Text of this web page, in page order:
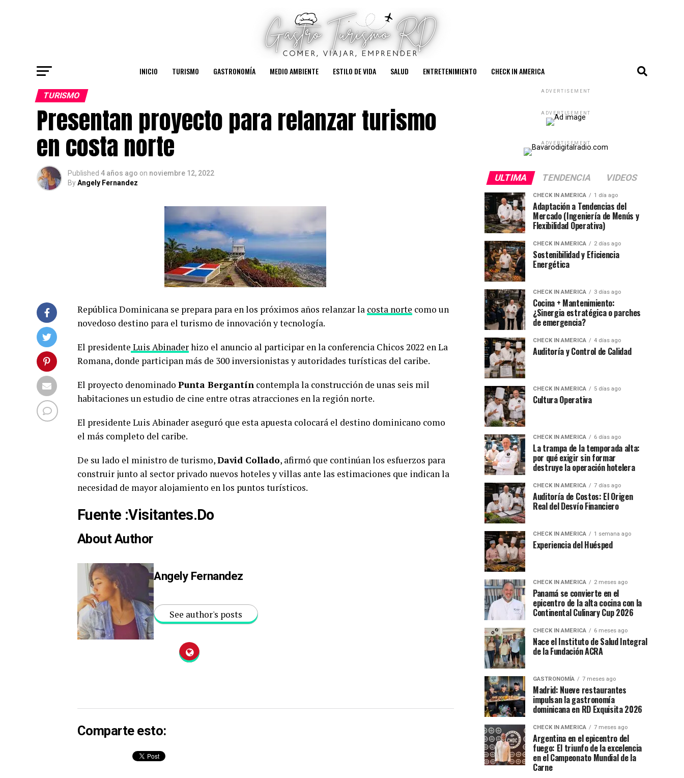
INICIO TURISMO GASTRONOMÍA MEDIO AMBIENTE ESTILO DE VIDA SALUD ENTRETENIMIENTO CHECK IN AMERICA
TURISMO
Presentan proyecto para relanzar turismo
en costa norte
Published 4 años ago on noviembre 12, 2022
ByAngely Fernandez
República Dominicana se prepara para en los próximos años relanzar la costa norte como un
novedoso destino para el turismo de innovación y tecnología.
El presidente Luis Abinaderhizo el anuncio al participar en la conferencia Chicos 2022 en La
Romana, donde participan más de 300 inversionistas y autoridades turísticas del caribe.
El proyecto denominado Punta Bergantín contempla la construcción de unas seis mil
habitaciones un estudio de cine entre otras atracciones en la región norte.
El presidente Luis Abinader aseguró que esta apuesta colocará el destino dominicano como
el más completo del caribe.
De su lado el ministro de turismo,David Collado, afirmó que continúan los esfuerzos para
construir junto al sector privado nuevos hoteles y villas ante las estimaciones que indican la
necesidad de mayor alojamiento en los puntos turísticos.
Fuente :Visitantes.Do
About Author
Angely Fernandez
See author's posts
Comparte esto:
ADVERTISEMENT
ADVERTISEMENT
ADVERTISEMENT
ULTIMA TENDENCIA VIDEOS
CHECK IN AMERICA 1 día ago
Adaptación a Tendencias del
Mercado (Ingeniería de Menús y
Flexibilidad Operativa)
CHECK IN AMERICA 2 días ago
Sostenibilidad y Eficiencia
Energética
CHECK IN AMERICA 3 días ago
Cocina + Mantenimiento:
¿Sinergia estratégica o parches
de emergencia?
CHECK IN AMERICA 4 días ago
Auditoría y Control de Calidad
CHECK IN AMERICA 5 días ago
Cultura Operativa
CHECK IN AMERICA 6 días ago
La trampa de la temporada alta:
por qué exigir sin formar
destruye la operación hotelera
CHECK IN AMERICA 7 días ago
Auditoría de Costos: El Origen
Real del Desvío Financiero
CHECK IN AMERICA 1 semana ago
Experiencia del Huésped
CHECK IN AMERICA 2 meses ago
Panamá se convierte en el
epicentro de la alta cocina con la
Continental Culinary Cup 2026
CHECK IN AMERICA 6 meses ago
Nace el Instituto de Salud Integral
de la Fundación ACRA
GASTRONOMÍA 7 meses ago
Madrid: Nueve restaurantes
impulsan la gastronomía
dominicana en RD Exquisita 2026
CHECK IN AMERICA 7 meses ago
Argentina en el epicentro del
fuego: El triunfo de la excelencia
en el Campeonato Mundial de la
Carne